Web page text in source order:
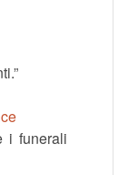
i funerali